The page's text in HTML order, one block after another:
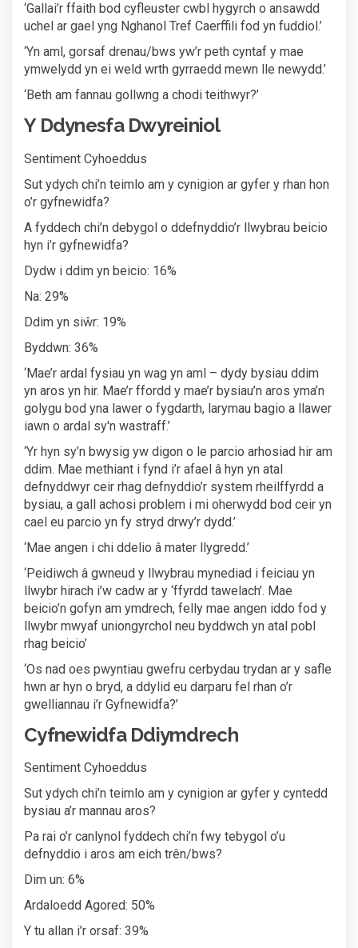
‘Gallai’r ffaith bod cyfleuster cwbl hygyrch o ansawdd
uchel ar gael yng Nghanol Tref Caerffili fod yn fuddiol.’
‘Yn aml, gorsaf drenau/bws yw’r peth cyntaf y mae
ymwelydd yn ei weld wrth gyrraedd mewn lle newydd.’
‘Beth am fannau gollwng a chodi teithwyr?’
Y Ddynesfa Dwyreiniol
Sentiment Cyhoeddus
Sut ydych chi’n teimlo am y cynigion ar gyfer y rhan hon
o’r gyfnewidfa?
A fyddech chi’n debygol o ddefnyddio’r llwybrau beicio
hyn i’r gyfnewidfa?
Dydw i ddim yn beicio: 16%
Na: 29%
Ddim yn siŵr: 19%
Byddwn: 36%
‘Mae’r ardal fysiau yn wag yn aml – dydy bysiau ddim
yn aros yn hir. Mae’r ffordd y mae’r bysiau’n aros yma’n
golygu bod yna lawer o fygdarth, larymau bagio a llawer
iawn o ardal sy'n wastraff.’
‘Yr hyn sy’n bwysig yw digon o le parcio arhosiad hir am
ddim. Mae methiant i fynd i’r afael â hyn yn atal
defnyddwyr ceir rhag defnyddio’r system rheilffyrdd a
bysiau, a gall achosi problem i mi oherwydd bod ceir yn
cael eu parcio yn fy stryd drwy’r dydd.’
‘Mae angen i chi ddelio â mater llygredd.’
‘Peidiwch â gwneud y llwybrau mynediad i feiciau yn
llwybr hirach i’w cadw ar y ‘ffyrdd tawelach’. Mae
beicio’n gofyn am ymdrech, felly mae angen iddo fod y
llwybr mwyaf uniongyrchol neu byddwch yn atal pobl
rhag beicio’
‘Os nad oes pwyntiau gwefru cerbydau trydan ar y safle
hwn ar hyn o bryd, a ddylid eu darparu fel rhan o’r
gwelliannau i’r Gyfnewidfa?’
Cyfnewidfa Ddiymdrech
Sentiment Cyhoeddus
Sut ydych chi’n teimlo am y cynigion ar gyfer y cyntedd
bysiau a’r mannau aros?
Pa rai o’r canlynol fyddech chi’n fwy tebygol o’u
defnyddio i aros am eich trên/bws?
Dim un: 6%
Ardaloedd Agored: 50%
Y tu allan i’r orsaf: 39%